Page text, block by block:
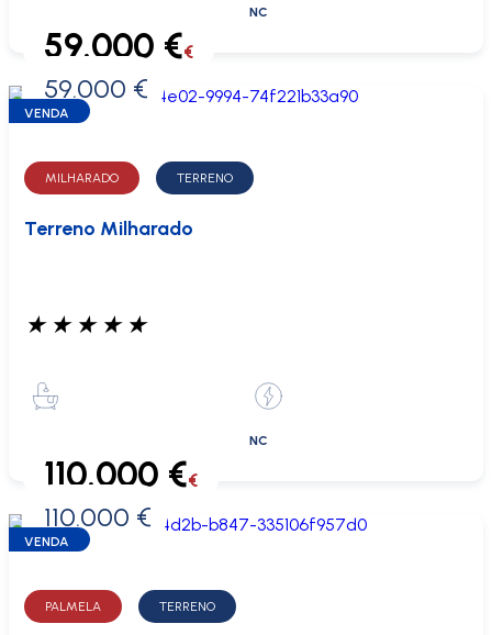
NC
0 €
59.000 €€
59.000 €
VENDA
MILHARADO TERRENO
Terreno Milharado
★ ★ ★ ★ ★
NC
0 €
110.000 €€
110.000 €
VENDA
PALMELA TERRENO